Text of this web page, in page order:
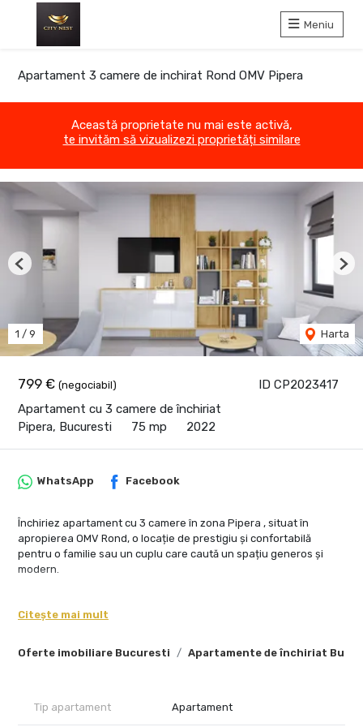
Meniu
Apartament 3 camere de inchirat Rond OMV Pipera
Această proprietate nu mai este activă,
te invităm să vizualizezi proprietăți similare
ID CP2023417
799 € (negociabil)
Apartament cu 3 camere de închiriat
Pipera, Bucuresti
75 mp 2022
1 / 9 Harta
Previous
Oferte imobiliare Bucuresti Apartamente de închiriat
WhatsApp Facebook
Închiriez apartament cu 3 camere în zona Pipera , situat în
apropierea OMV Rond, o locație de prestigiu și confortabilă
pentru o familie sau un cuplu care caută un spațiu generos și
modern.
Suprafață utilă: 80.00 m²
Terasă: 36 metri pătrați
Citește mai mult
Tip apartament Apartament